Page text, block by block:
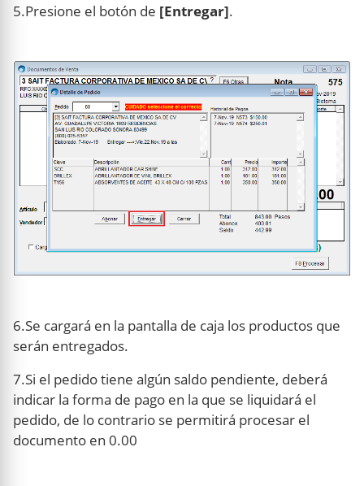
5.Presione el botón de [Entregar].
6.Se cargará en la pantalla de caja los productos que
serán entregados.
7.Si el pedido tiene algún saldo pendiente, deberá
indicar la forma de pago en la que se liquidará el
pedido, de lo contrario se permitirá procesar el
documento en 0.00